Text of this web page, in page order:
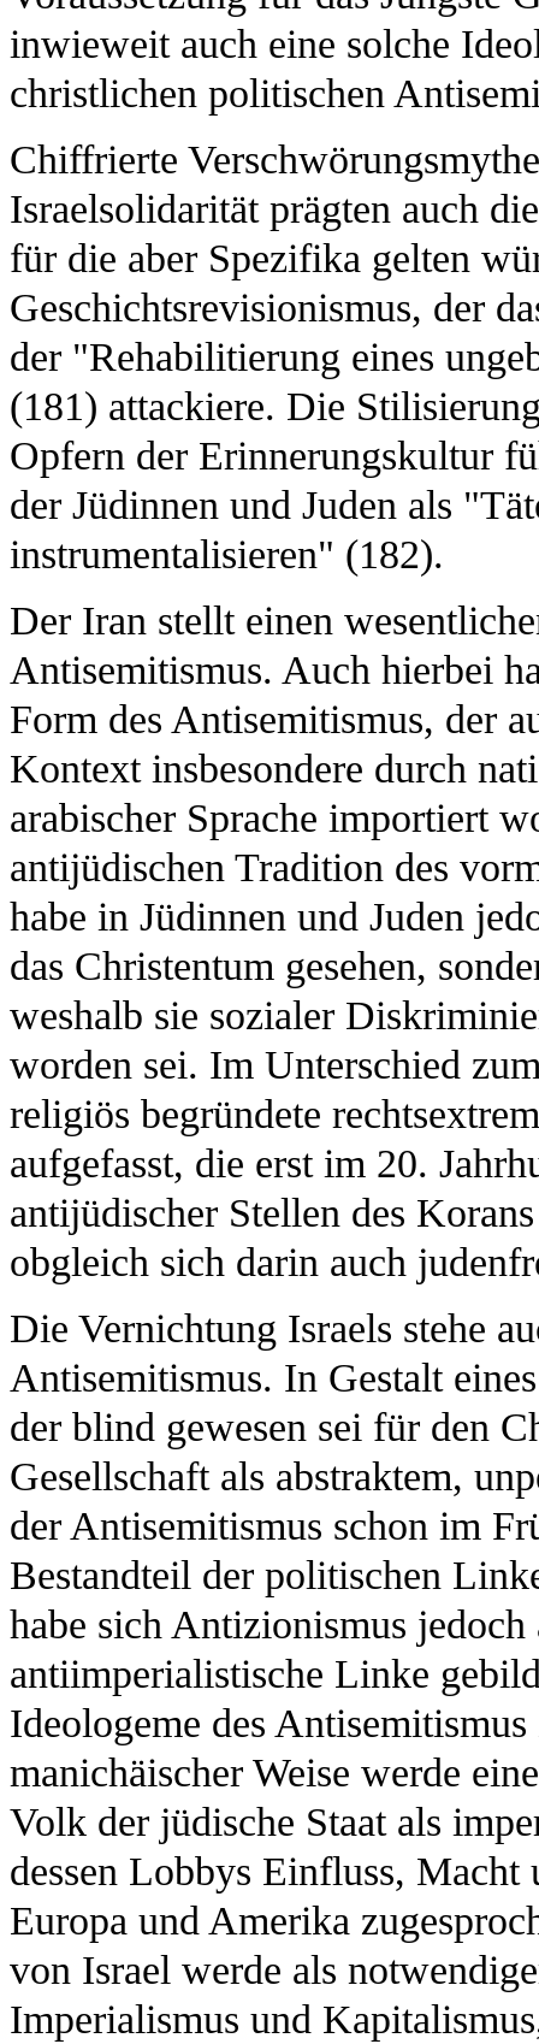
inwieweit auch eine solche
christlichen politischen
Chiffrierte
Israelsolidarität prägten auch
für die aber Spezifika gelten
Geschichtsrevisionismus, der
der "Rehabilitierung eines
(181) attackiere. Die
Opfern der Erinnerungskultur
der Jüdinnen und Juden als
instrumentalisieren" (182).
Der Iran stellt einen
Antisemitismus. Auch hierbei
Form des Antisemitismus, der
Kontext insbesondere durch
arabischer Sprache importiert
antijüdischen Tradition des
habe in Jüdinnen und Juden
das Christentum gesehen,
weshalb sie sozialer
worden sei. Im Unterschied
religiös begründete
aufgefasst, die erst im 20.
antijüdischer Stellen des
obgleich sich darin auch
Die Vernichtung Israels stehe
Antisemitismus. In Gestalt
der blind gewesen sei für den
Gesellschaft als abstraktem,
der Antisemitismus schon im
Bestandteil der politischen
habe sich Antizionismus
antiimperialistische Linke
Ideologeme des
manichäischer Weise werde
Volk der jüdische Staat als
dessen Lobbys Einfluss,
Europa und Amerika
von Israel werde als
Imperialismus und